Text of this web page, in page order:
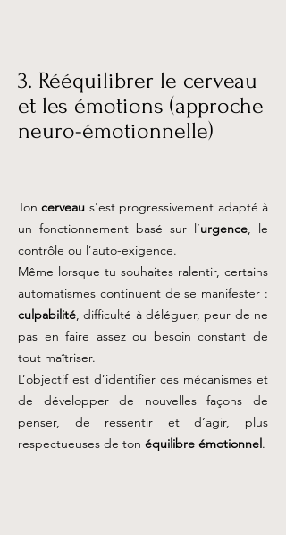
3. Rééquilibrer le cerveau
et les émotions (approche
neuro-émotionnelle)
Toncerveau s'est progressivement adapté à
un fonctionnement basé sur l’urgence, le
contrôle ou l’auto-exigence.
Même lorsque tu souhaites ralentir, certains
automatismes continuent de se manifester :
culpabilité, difficulté à déléguer, peur de ne
pas en faire assez ou besoin constant de
tout maîtriser.
L’objectif est d’identifier ces mécanismes et
de développer de nouvelles façons de
penser, de ressentir et d’agir, plus
respectueuses de ton équilibre émotionnel .